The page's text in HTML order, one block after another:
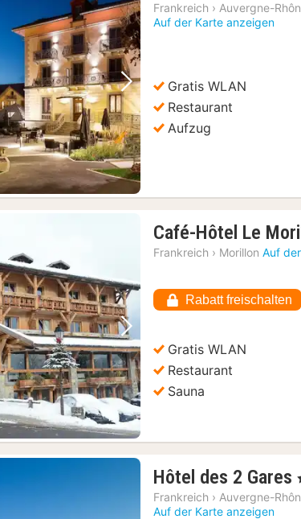
Bild Nächstes Bild
Frankreich › Auvergne-
Auf der Karte anzeigen
Gratis WLAN
Restaurant
Aufzug
Bild Nächstes Bild
Café-Hôtel Le
Frankreich › Morillon Auf
Rabatt freischalten
Gratis WLAN
Restaurant
Sauna
Hôtel des 2 Gares ,
Frankreich › Auvergne-
Auf der Karte anzeigen